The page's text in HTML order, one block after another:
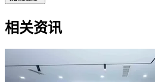
相关资讯